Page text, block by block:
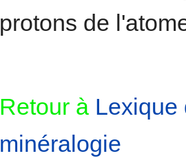
protons de
Retour à Lexique
minéralogie‎